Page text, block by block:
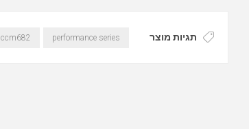
תגיות מוצר performance series
ccm682